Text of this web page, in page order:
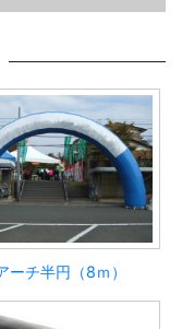
ーチ半円（8ｍ）